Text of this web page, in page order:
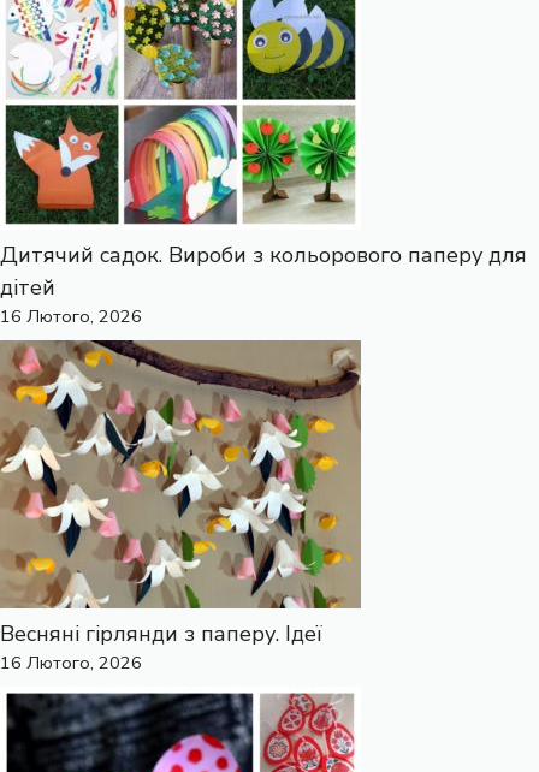
Дитячий садок. Вироби з кольорового паперу для
дітей
16 Лютого, 2026
Весняні гірлянди з паперу. Ідеї
16 Лютого, 2026